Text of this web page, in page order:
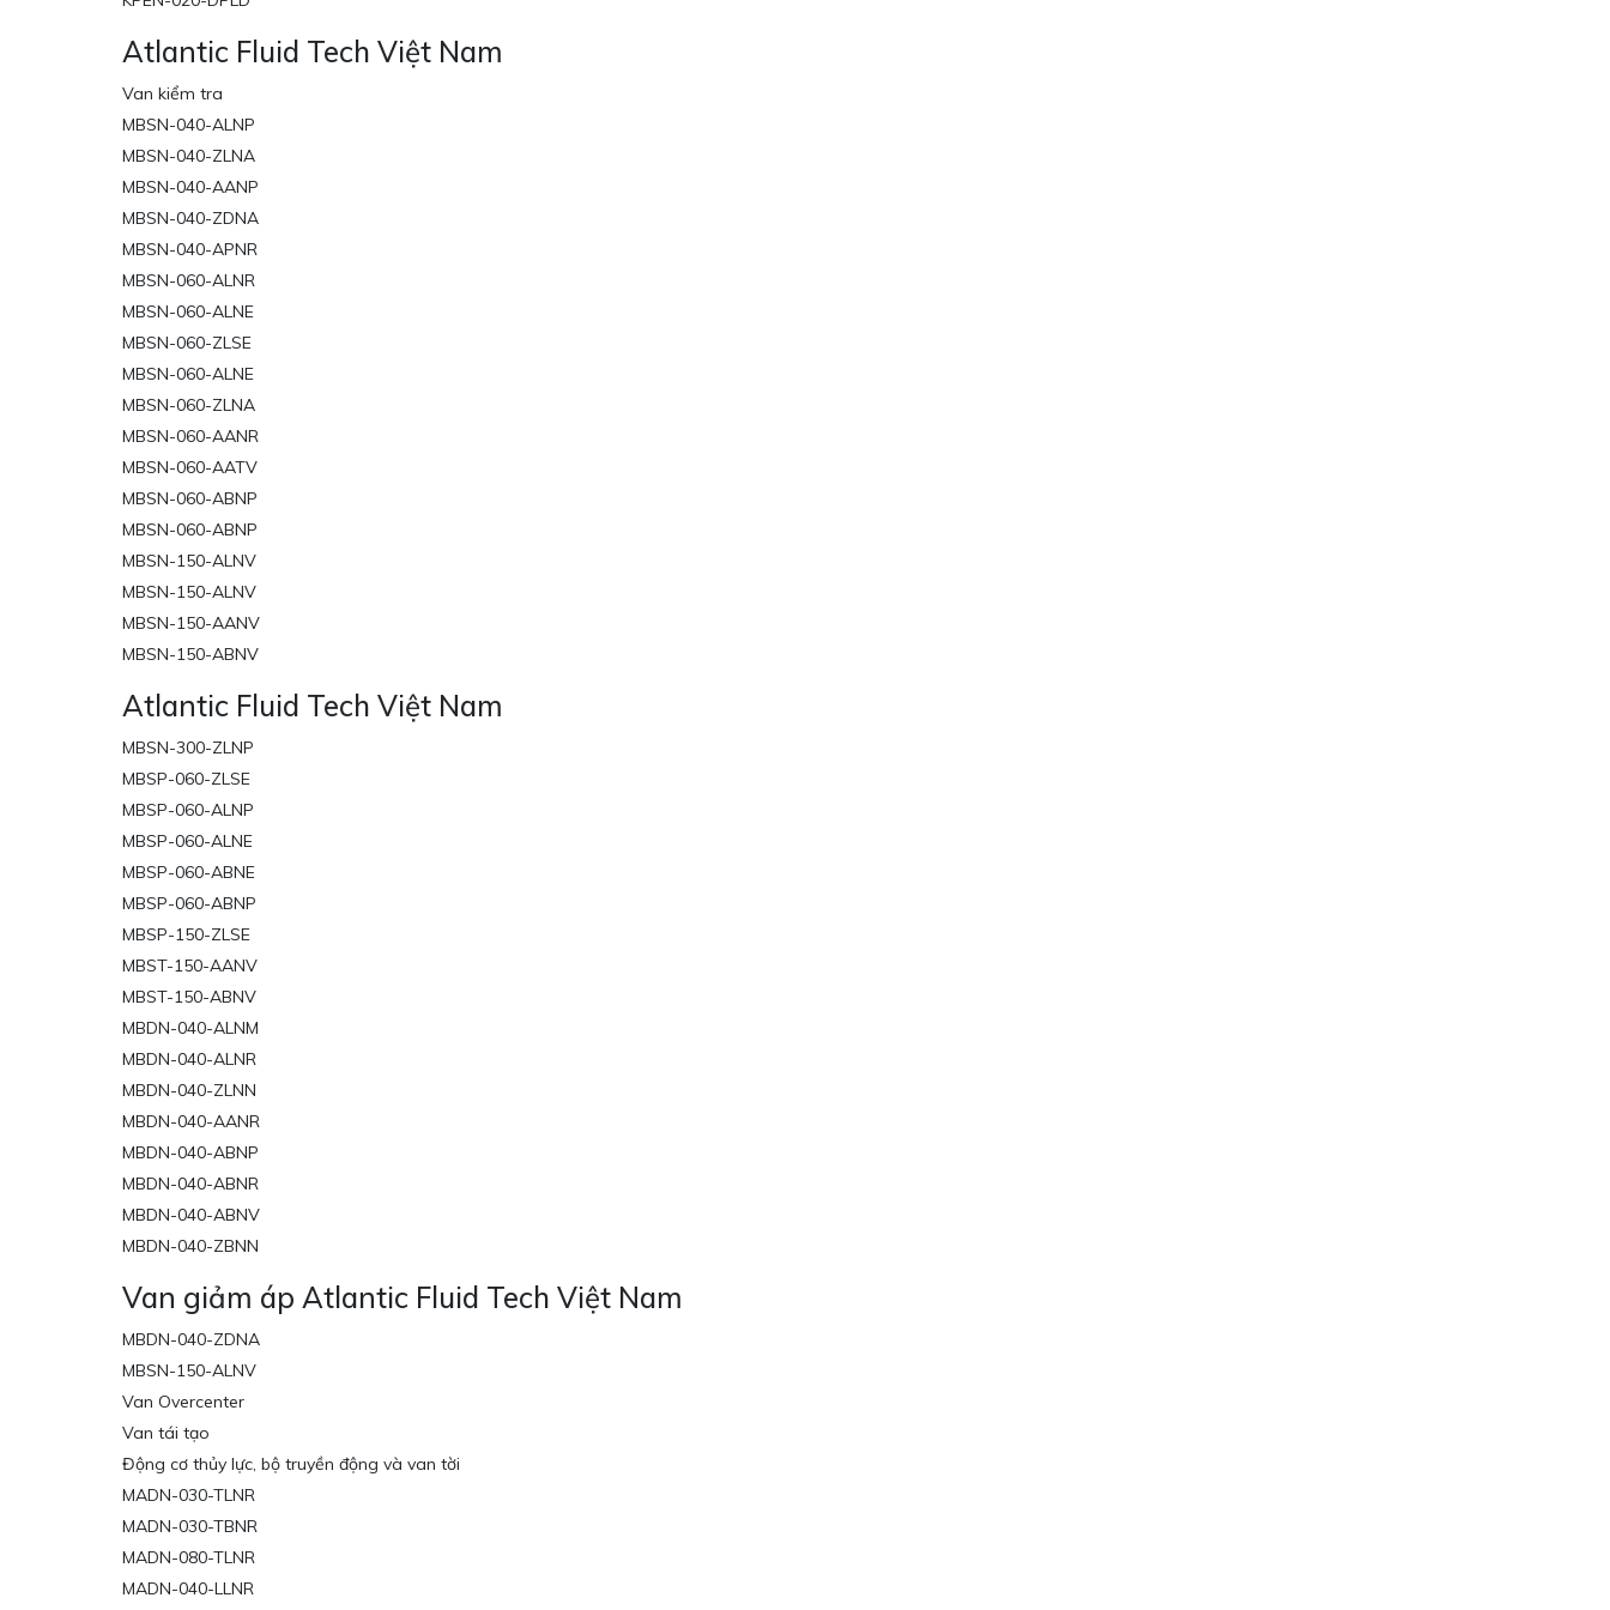
Atlantic Fluid Tech Việt Nam
Van kiểm tra
MBSN-040-ALNP
MBSN-040-ZLNA
MBSN-040-AANP
MBSN-040-ZDNA
MBSN-040-APNR
MBSN-060-ALNR
MBSN-060-ALNE
MBSN-060-ZLSE
MBSN-060-ALNE
MBSN-060-ZLNA
MBSN-060-AANR
MBSN-060-AATV
MBSN-060-ABNP
MBSN-060-ABNP
MBSN-150-ALNV
MBSN-150-ALNV
MBSN-150-AANV
MBSN-150-ABNV
Atlantic Fluid Tech Việt Nam
MBSN-300-ZLNP
MBSP-060-ZLSE
MBSP-060-ALNP
MBSP-060-ALNE
MBSP-060-ABNE
MBSP-060-ABNP
MBSP-150-ZLSE
MBST-150-AANV
MBST-150-ABNV
MBDN-040-ALNM
MBDN-040-ALNR
MBDN-040-ZLNN
MBDN-040-AANR
MBDN-040-ABNP
MBDN-040-ABNR
MBDN-040-ABNV
MBDN-040-ZBNN
Van giảm áp Atlantic Fluid Tech Việt Nam
MBDN-040-ZDNA
MBSN-150-ALNV
Van Overcenter
Van tái tạo
Động cơ thủy lực, bộ truyền động và van tời
MADN-030-TLNR
MADN-030-TBNR
MADN-080-TLNR
MADN-040-LLNR